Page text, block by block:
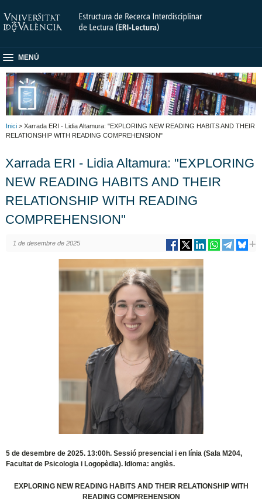
MENÚ
Inici > Xarrada ERI - Lidia Altamura: "EXPLORING NEW READING HABITS AND THEIR
RELATIONSHIP WITH READING COMPREHENSION"
Xarrada ERI - Lidia Altamura: "EXPLORING
NEW READING HABITS AND THEIR
RELATIONSHIP WITH READING
COMPREHENSION"
1 de desembre de 2025
5 de desembre de 2025. 13:00h. Sessió presencial i en línia (Sala M204,
Facultat de Psicologia i Logopèdia). Idioma: anglès.
EXPLORING NEW READING HABITS AND THEIR RELATIONSHIP WITH
READING COMPREHENSION